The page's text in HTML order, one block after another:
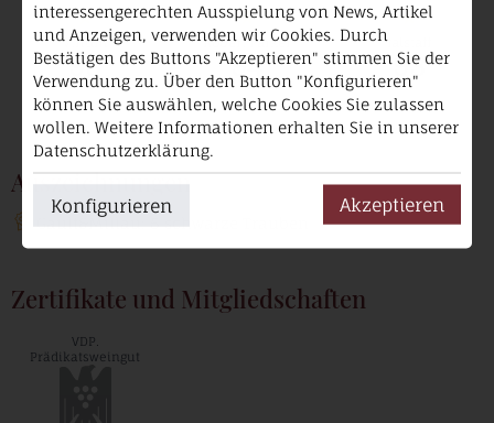
vinum
93
Robert Parker
94
falstaff
93
Auszeichnungen
Gault&Millau: 5 schwarze Trauben
Zertifikate und Mitgliedschaften
VDP.
Prädikatsweingut
interessengerechten Ausspielung von News, Artikel
und Anzeigen, verwenden wir Cookies. Durch
Bestätigen des Buttons "Akzeptieren" stimmen Sie der
Verwendung zu. Über den Button "Konfigurieren"
können Sie auswählen, welche Cookies Sie zulassen
wollen. Weitere Informationen erhalten Sie in unserer
Datenschutzerklärung.
Konfigurieren Akzeptieren